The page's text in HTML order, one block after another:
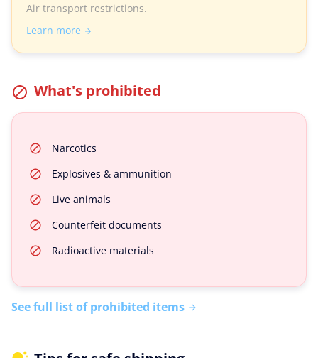
Air transport restrictions.
Learn more
What's prohibited
Narcotics
Explosives & ammunition
Live animals
Counterfeit documents
Radioactive materials
See full list of prohibited items